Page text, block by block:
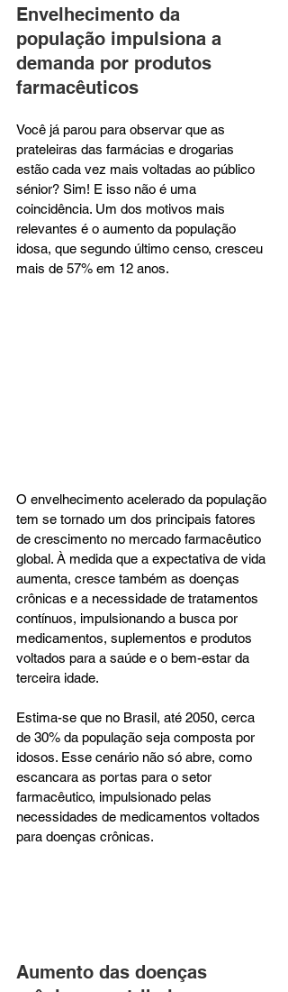
Envelhecimento da
população impulsiona a
demanda por produtos
farmacêuticos
Você já parou para observar que as
prateleiras das farmácias e drogarias
estão cada vez mais voltadas ao público
sénior? Sim! E isso não é uma
coincidência. Um dos motivos mais
relevantes é o aumento da população
idosa, que segundo último censo, cresceu
mais de 57% em 12 anos.
O envelhecimento acelerado da população
tem se tornado um dos principais fatores
de crescimento no mercado farmacêutico
global. À medida que a expectativa de vida
aumenta, cresce também as doenças
crônicas e a necessidade de tratamentos
contínuos, impulsionando a busca por
medicamentos, suplementos e produtos
voltados para a saúde e o bem-estar da
terceira idade.
Estima-se que no Brasil, até 2050, cerca
de 30% da população seja composta por
idosos. Esse cenário não só abre, como
escancara as portas para o setor
farmacêutico, impulsionado pelas
necessidades de medicamentos voltados
para doenças crônicas.
Aumento das doenças